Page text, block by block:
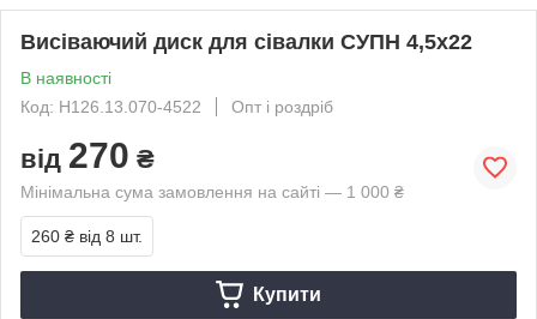
Висіваючий диск для сівалки СУПН 4,5х22
В наявності
Код: Н126.13.070-4522
Опт і роздріб
від 270 ₴
Мінімальна сума замовлення на сайті — 1 000 ₴
260 ₴ від 8 шт.
Купити